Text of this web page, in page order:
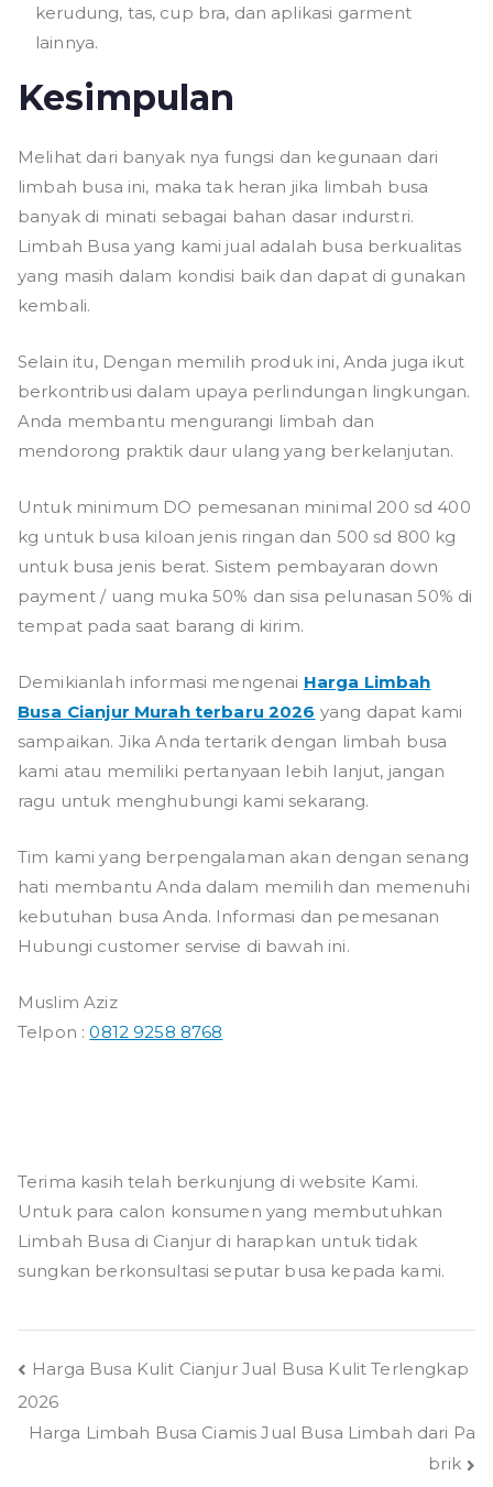
kerudung, tas, cup bra, dan aplikasi garment
lainnya.
Kesimpulan
Melihat dari banyak nya fungsi dan kegunaan dari
limbah busa ini, maka tak heran jika limbah busa
banyak di minati sebagai bahan dasar indurstri.
Limbah Busa yang kami jual adalah busa berkualitas
yang masih dalam kondisi baik dan dapat di gunakan
kembali.
Selain itu, Dengan memilih produk ini, Anda juga ikut
berkontribusi dalam upaya perlindungan lingkungan.
Anda membantu mengurangi limbah dan
mendorong praktik daur ulang yang berkelanjutan.
Untuk minimum DO pemesanan minimal 200 sd 400
kg untuk busa kiloan jenis ringan dan 500 sd 800 kg
untuk busa jenis berat. Sistem pembayaran down
payment / uang muka 50% dan sisa pelunasan 50% di
tempat pada saat barang di kirim.
Demikianlah informasi mengenai Harga Limbah
Busa Cianjur Murah terbaru 2026 yang dapat kami
sampaikan. Jika Anda tertarik dengan limbah busa
kami atau memiliki pertanyaan lebih lanjut, jangan
ragu untuk menghubungi kami sekarang.
Tim kami yang berpengalaman akan dengan senang
hati membantu Anda dalam memilih dan memenuhi
kebutuhan busa Anda. Informasi dan pemesanan
Hubungi customer servise di bawah ini.
Muslim Aziz
Telpon :0812 9258 8768
Terima kasih telah berkunjung di website Kami.
Untuk para calon konsumen yang membutuhkan
Limbah Busa di Cianjur di harapkan untuk tidak
sungkan berkonsultasi seputar busa kepada kami.
Navigasi
pos
Harga Busa Kulit Cianjur Jual Busa Kulit Terlengkap
2026
Harga Limbah Busa Ciamis Jual Busa Limbah dari Pa
brik